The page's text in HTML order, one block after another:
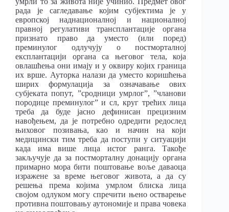
рада је сагледавање којим субјектима је у
европској наднационалној и националној
правној регулативи трансплантације органа
признато право да уместо (или поред)
преминулог одлучују о постморталној
експлантацији органа са његовог тела, која
овлашћења они имају и у оквиру којих граница
их врше. Ауторка налази да уместо коришћења
ширих формулација за означавање ових
субјеката попут, ”сродници умрлог”, ”чланови
породице преминулог” и сл, круг трећих лица
треба да буде јасно дефинисан прецизним
навођењем, да је потребно одредити редослед
њиховог позивања, као и начин на који
медицински тим треба да поступи у ситуацији
када има више лица истог ранга. Такође
закључује да за постморталну донацију органа
примарно мора бити поштовање воље даваоца
изражене за време његовог живота, а да су
решења према којима умрлом блиска лица
својом одлуком могу спречити њено остварење
противна поштовању аутономије и права човека